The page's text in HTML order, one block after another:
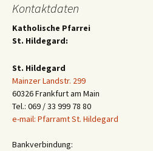
Kontaktdaten
Katholische Pfarrei
St. Hildegard:
St. Hildegard
Mainzer Landstr. 299
60326 Frankfurt am Main
Tel.: 069 / 33 999 78 80
e-mail: Pfarramt St. Hildegard
Bankverbindung: